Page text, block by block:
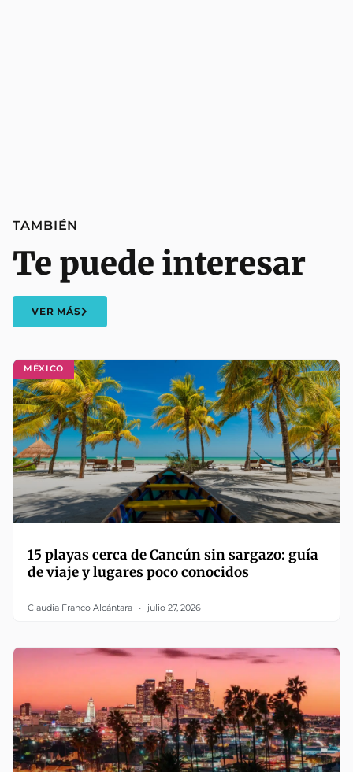
MÉXICO
15 playas cerca de Cancún sin sargazo: guía
de viaje y lugares poco conocidos
Claudia Franco Alcántara julio 27, 2026
TAMBIÉN
Te puede interesar
VER MÁS